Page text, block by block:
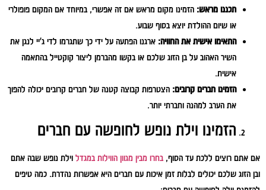
תכננו מראש: הזמינו מקום מראש אם זה אפשרי, במיוחד אם המקום פופולרי
או שיום ההולדת יוצא בסוף שבוע.
התאימו אישית את החוויה: ארגנו הפתעה על ידי כך שתגרמו לדי ג'יי לנגן את
השיר האהוב על בן הזוג שלכם או בקשו מהברמן ליצור קוקטייל בהתאמה
אישית.
הזמינו חברים קרובים: הצטרפות קבוצה קטנה של חברים קרובים יכולה להפוך
את הערב למהנה וחברתי יותר.
הזמינו וילת נופש לחופשה עם חברים
אם אתם רוצים ללכת עד הסוף, בחרו מבין מגוון הווילות במגדל וילת נופש שבה אתם
ובן הזוג שלכם יכולים לבלות זמן איכות עם חברים היא אפשרות נהדרת. כמה טיפים